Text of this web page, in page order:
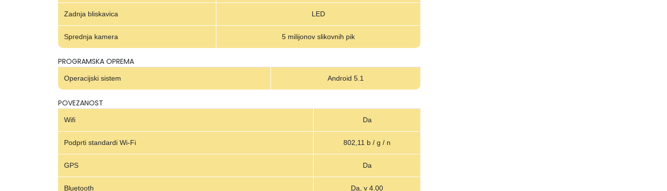
Zadnja bliskavica LED
Sprednja kamera 5 milijonov slikovnih pik
PROGRAMSKA OPREMA
Operacijski sistem Android 5.1
POVEZANOST
Wifi Da
Podprti standardi Wi-Fi 802,11 b / g / n
GPS Da
Bluetooth Da, v 4.00